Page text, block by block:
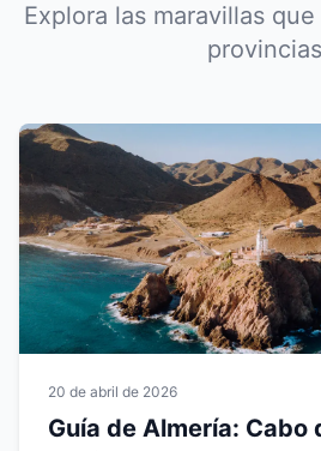
Explora las maravillas
20 de abril de 2026
Guía de Almería: Cabo